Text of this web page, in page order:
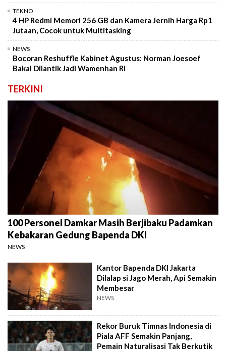
TEKNO
4 HP Redmi Memori 256 GB dan Kamera Jernih Harga Rp1
Jutaan, Cocok untuk Multitasking
NEWS
Bocoran Reshuffle Kabinet Agustus: Norman Joesoef
Bakal Dilantik Jadi Wamenhan RI
TERKINI
100 Personel Damkar Masih Berjibaku Padamkan
Kebakaran Gedung Bapenda DKI
NEWS
Kantor Bapenda DKI Jakarta
Dilalap si Jago Merah, Api Semakin
Membesar
NEWS
Rekor Buruk Timnas Indonesia di
Piala AFF Semakin Panjang,
Pemain Naturalisasi Tak Berkutik